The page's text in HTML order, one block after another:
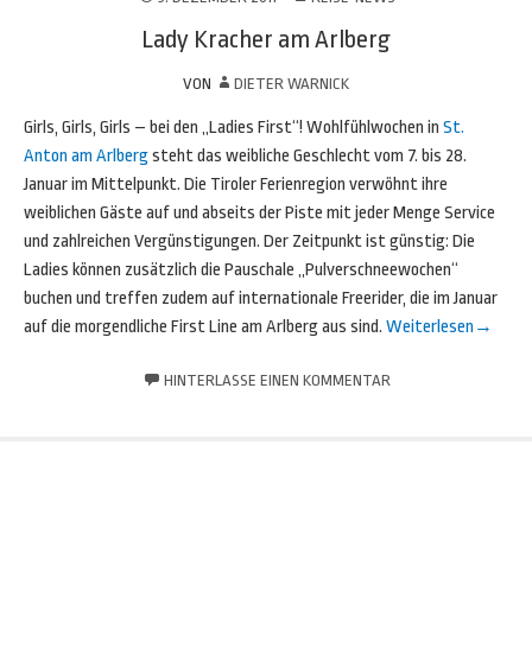
Lady Kracher am Arlberg
VON DIETER WARNICK
Girls, Girls, Girls – bei den „Ladies First“! Wohlfühlwochen in St.
Anton am Arlbergsteht das weibliche Geschlecht vom 7. bis 28.
Januar im Mittelpunkt. Die Tiroler Ferienregion verwöhnt ihre
weiblichen Gäste auf und abseits der Piste mit jeder Menge Service
und zahlreichen Vergünstigungen. Der Zeitpunkt ist günstig: Die
Ladies können zusätzlich die Pauschale „Pulverschneewochen“
buchen und treffen zudem auf internationale Freerider, die im Januar
auf die morgendliche First Line am Arlberg aus sind. Weiterlesen →
HINTERLASSE EINEN KOMMENTAR